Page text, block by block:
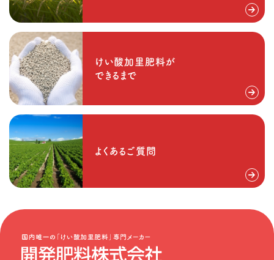
けい酸加里肥料が
できるまで
よくあるご質問